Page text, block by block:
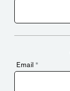
Email *